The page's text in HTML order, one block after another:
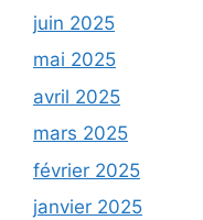
juin 2025
mai 2025
avril 2025
mars 2025
février 2025
janvier 2025